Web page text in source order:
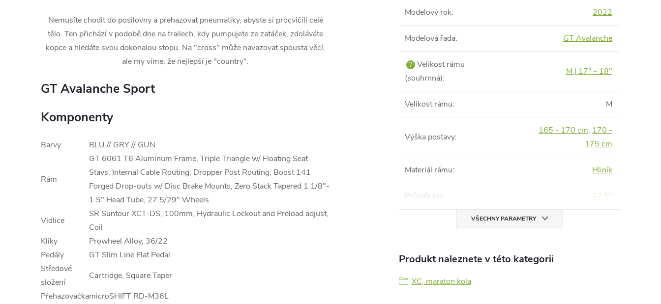
Nemusíte chodit do posilovny a přehazovat pneumatiky, abyste si procvičili celé
tělo. Ten přichází v podobě dne na trailech, kdy pumpujete ze zatáček, zdoláváte
kopce a hledáte svou dokonalou stopu. Na "cross" může navazovat spousta věcí,
ale my víme, že nejlepší je "country".
GT Avalanche Sport
Komponenty
Barvy BLU // GRY // GUN
Rám
GT 6061 T6 Aluminum Frame, Triple Triangle w/ Floating Seat
Stays, Internal Cable Routing, Dropper Post Routing, Boost 141
Forged Drop-outs w/ Disc Brake Mounts, Zero Stack Tapered 1 1/8"-
1.5" Head Tube, 27.5/29" Wheels
Vidlice
SR Suntour XCT-DS, 100mm, Hydraulic Lockout and Preload adjust,
Coil
Kliky
Prowheel Alloy, 36/22
Pedály
GT Slim Line Flat Pedal
Středové
složení
Cartridge, Square Taper
PřehazovačkamicroSHIFT RD-M36L
Modelový rok: 2022
Modelová řada: GT Avalanche
? Velikost rámu
(souhrnná):
M | 17" - 18"
Velikost rámu: M
Výška postavy:
165 - 170 cm, 170 -
175 cm
Materiál rámu: Hliník
Průměr kol: 27,5"
VŠECHNY PARAMETRY
Produkt naleznete v této kategorii
XC, maraton kola